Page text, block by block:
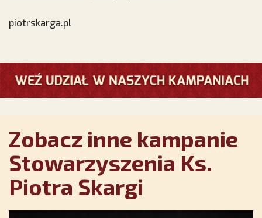
piotrskarga.pl
Zobacz inne kampanie
Stowarzyszenia Ks.
Piotra Skargi